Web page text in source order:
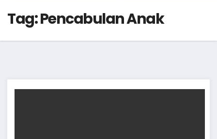
Tag:Pencabulan Anak